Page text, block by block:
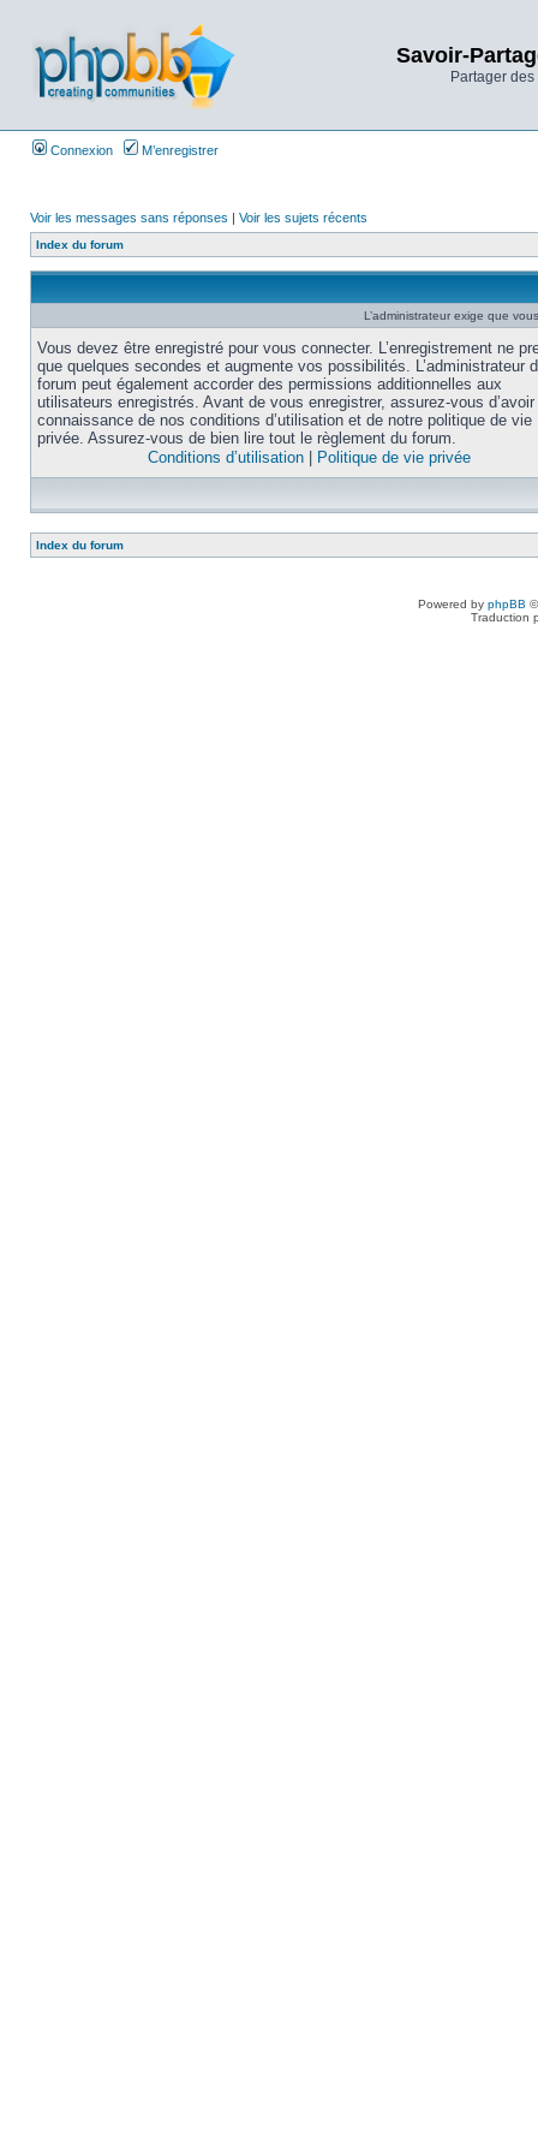
Savoir-
Partager
Connexion M’enregistrer
Voir les messages sans réponses | Voir les sujets récents
Index du forum
L’administrateur exige que
Vous devez être enregistré pour vous connecter. L’enregistrement ne
que quelques secondes et augmente vos possibilités. L’administrateur
forum peut également accorder des permissions additionnelles aux
utilisateurs enregistrés. Avant de vous enregistrer, assurez-vous
connaissance de nos conditions d’utilisation et de notre politique de vie
privée. Assurez-vous de bien lire tout le règlement du forum.
Conditions d’utilisation
Politique de vie privée
Index du forum
Powered by phpBB
Traduction